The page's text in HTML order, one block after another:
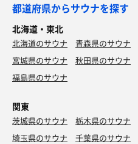
都道府県からサウナを探す
北海道・東北
北海道のサウナ 青森県のサウナ
宮城県のサウナ
秋田県のサウナ
福島県のサウナ
関東
茨城県のサウナ 栃木県のサウナ
埼玉県のサウナ
千葉県のサウナ